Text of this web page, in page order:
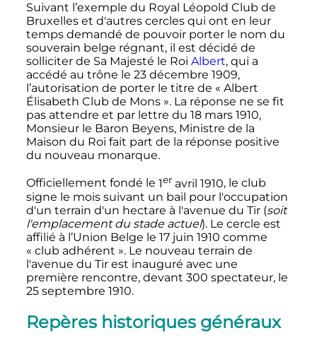
Suivant l’exemple du Royal Léopold Club de
Bruxelles et d'autres cercles qui ont en leur
temps demandé de pouvoir porter le nom du
souverain belge régnant, il est décidé de
solliciter de Sa Majesté le Roi Albert, qui a
accédé au trône le 23 décembre 1909,
l’autorisation de porter le titre de « Albert
Élisabeth Club de Mons ». La réponse ne se fit
pas attendre et par lettre du 18 mars 1910,
Monsieur le Baron Beyens, Ministre de la
Maison du Roi fait part de la réponse positive
du nouveau monarque.
Officiellement fondé le 1eravril 1910, le club
signe le mois suivant un bail pour l'occupation
d'un terrain d'un hectare à l'avenue du Tir (soit
l'emplacement du stade actuel). Le cercle est
affilié à l’Union Belge le 17 juin 1910 comme
« club adhérent ». Le nouveau terrain de
l'avenue du Tir est inauguré avec une
première rencontre, devant 300 spectateur, le
25 septembre 1910.
Repères historiques généraux